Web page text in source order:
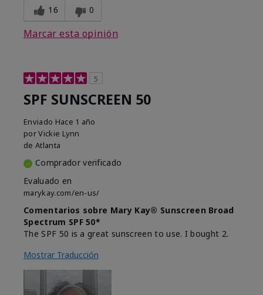
16 0
Marcar esta opinión
5
SPF SUNSCREEN 50
Enviado Hace 1 año
porVickie Lynn
de Atlanta
Comprador verificado
Evaluado en
marykay.com/en-us/
Comentarios sobre Mary Kay® Sunscreen Broad
Spectrum SPF 50*
The SPF 50 is a great sunscreen to use. I bought 2.
Mostrar Traducción